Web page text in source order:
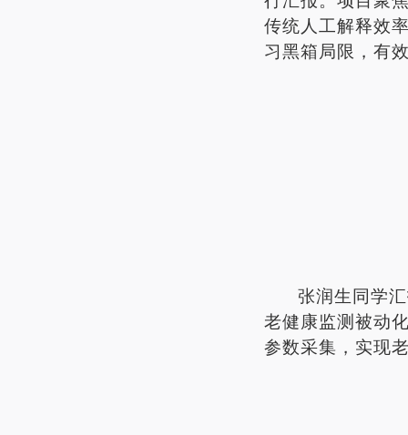
传统人工解释效
习黑箱局限，有
张润生同学
老健康监测被动
参数采集，实现